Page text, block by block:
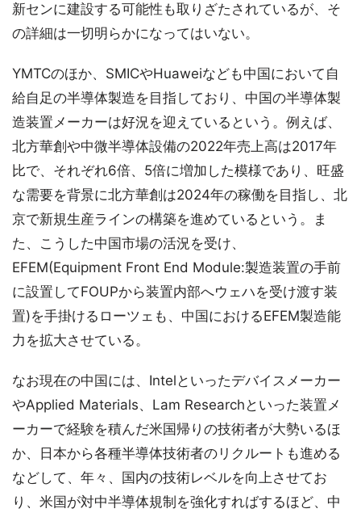
新センに建設する可能性も取りざたされているが、そ
の詳細は一切明らかになってはいない。
YMTCのほか、SMICやHuaweiなども中国において自
給自足の半導体製造を目指しており、中国の半導体製
造装置メーカーは好況を迎えているという。例えば、
北方華創や中微半導体設備の2022年売上高は2017年
比で、それぞれ6倍、5倍に増加した模様であり、旺盛
な需要を背景に北方華創は2024年の稼働を目指し、北
京で新規生産ラインの構築を進めているという。ま
た、こうした中国市場の活況を受け、
EFEM(Equipment Front End Module:製造装置の手前
に設置してFOUPから装置内部へウェハを受け渡す装
置)を手掛けるローツェも、中国におけるEFEM製造能
力を拡大させている。
なお現在の中国には、Intelといったデバイスメーカー
やApplied Materials、Lam Researchといった装置メ
ーカーで経験を積んだ米国帰りの技術者が大勢いるほ
か、日本から各種半導体技術者のリクルートも進める
などして、年々、国内の技術レベルを向上させてお
り、米国が対中半導体規制を強化すればするほど、中